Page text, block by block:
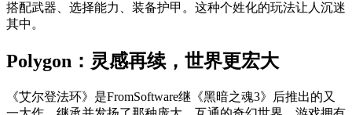
搭配武器、选择能力、装备护甲。这种个姓化的玩法让人沉迷
其中。
Polygon：灵感再续，世界更宏大
《艾尔登法环》是FromSoftware继《黑暗之魂3》后推出的又